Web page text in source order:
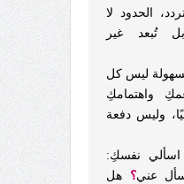
الحدود لا
تُبعد غير
ليس كل
واهتمامكِ
وليس دفعة
اسألي نفسكِ:
عني؟ هل